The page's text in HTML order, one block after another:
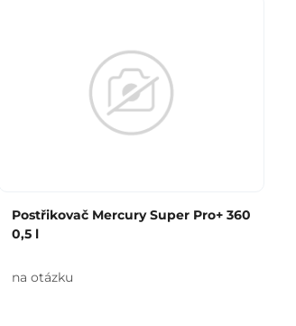
Postřikovač Mercury Super Pro+ 360
0,5 l
na otázku